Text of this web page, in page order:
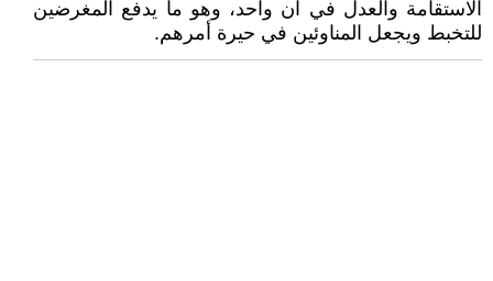
الاستقامة والعدل في آن واحد، وهو ما يدفع المغرضين
للتخبط ويجعل المناوئين في حيرة أمرهم.